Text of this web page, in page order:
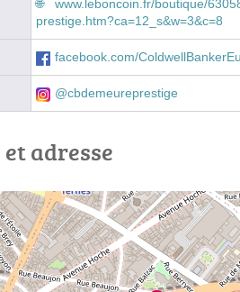
www.leboncoin.fr/boutique/
prestige.htm?ca=12_s&w=3&c=8
facebook.com/
@cbdemeureprestige
adresse